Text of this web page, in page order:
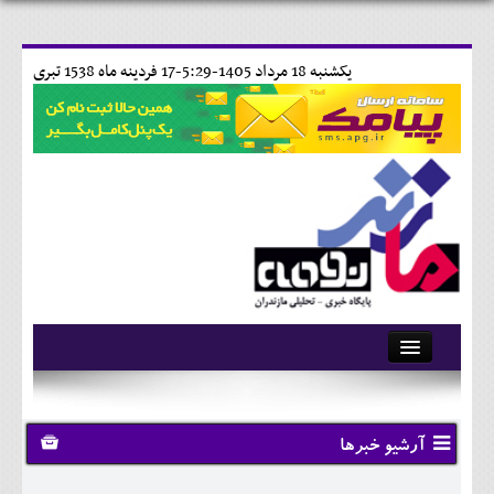
17 فردينه ماه 1538 تبری يکشنبه 18 مرداد 1405-5:29-
آرشیو
تماس با ما
وبلاگ
آرشیو خبرها